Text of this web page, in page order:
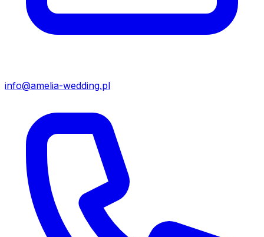
info@amelia-wedding.pl